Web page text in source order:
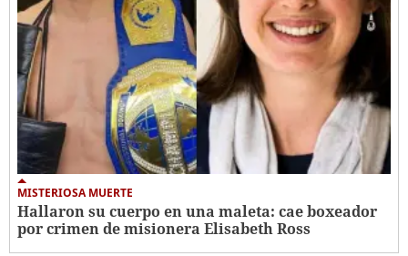
MISTERIOSA MUERTE
Hallaron su cuerpo en una maleta: cae boxeador
por crimen de misionera Elisabeth Ross